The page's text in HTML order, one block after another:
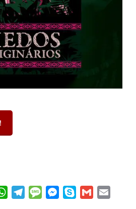
WhatsAppTelegramMessageMessenger
Skype Gmail